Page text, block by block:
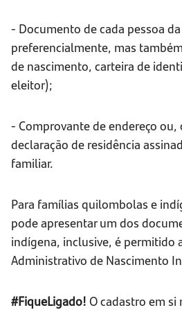
- Documento de cada pessoa
preferencialmente, mas
de nascimento, carteira de
eleitor);
- Comprovante de endereço ou,
declaração de residência
familiar.
Para famílias quilombolas e
pode apresentar um dos
indígena, inclusive, é permitido
Administrativo de Nascimento
#FiqueLigado! O cadastro em si